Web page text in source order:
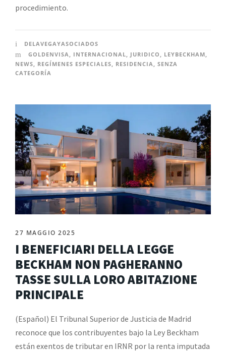
procedimiento.
DELAVEGAYASOCIADOS
GOLDENVISA
INTERNACIONAL JURIDICO LEYBECKHAM
NEWS
REGÍMENES ESPECIALES RESIDENCIA
SENZA
CATEGORÍA
27 MAGGIO 2025
I BENEFICIARI DELLA LEGGE
BECKHAM NON PAGHERANNO
TASSE SULLA LORO ABITAZIONE
PRINCIPALE
(Español) El Tribunal Superior de Justicia de Madrid
reconoce que los contribuyentes bajo la Ley Beckham
están exentos de tributar en IRNR por la renta imputada